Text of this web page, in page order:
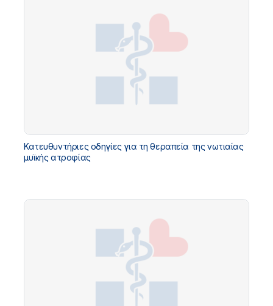
Κατευθυντήριες οδηγίες για τη θεραπεία της νωτιαίας
μυϊκής ατροφίας